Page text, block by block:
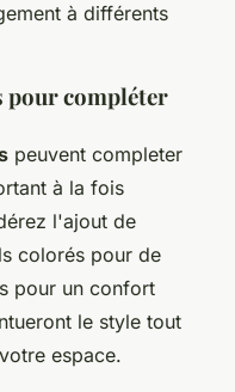
à différents
pour compléter
peuvent completer
à la fois
l'ajout de
colorés pour de
pour un confort
le style tout
espace.